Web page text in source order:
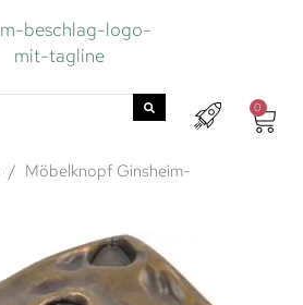
0
/ Möbelknopf Ginsheim-